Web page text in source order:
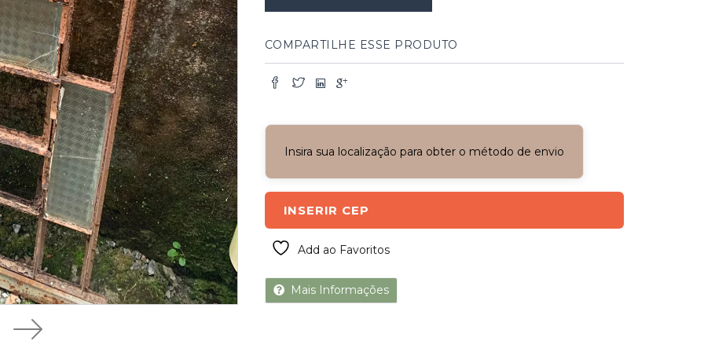
triangular
COMPARTILHE ESSE PRODUTO
Insira sua localização para obter o método de envio
INSERIR CEP
Add ao Favoritos
Mais Informações